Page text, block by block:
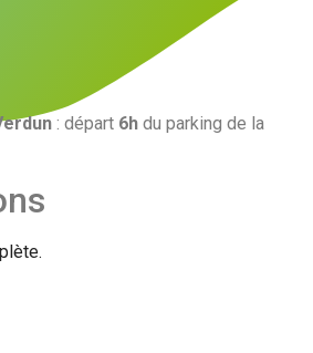
: départ 6h du parking de la